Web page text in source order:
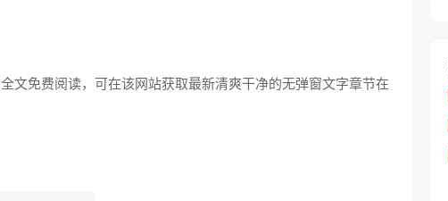
全文免费阅读，可在该网站获取最新清爽干净的无弹窗文字章节在